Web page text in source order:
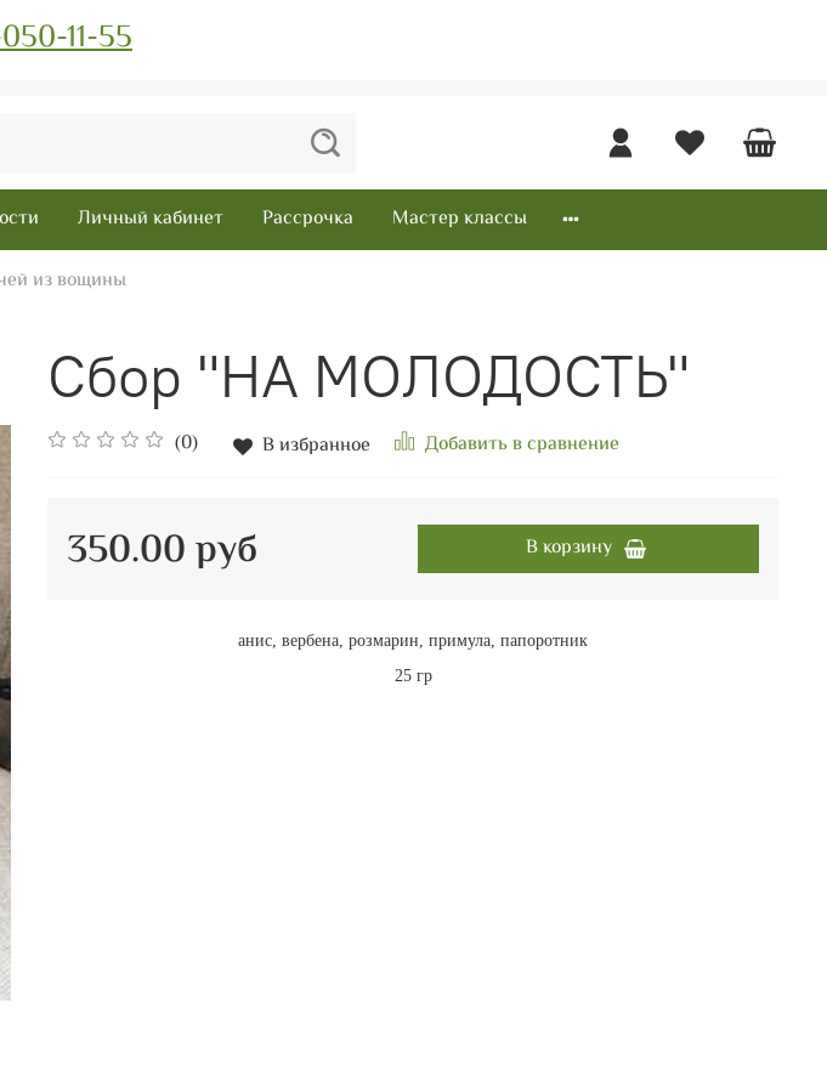
11-55
Личный кабинет Рассрочка Мастер классы
из вощины
Сбор "НА МОЛОДОСТЬ"
(0) В избранное Добавить в сравнение
350.00 руб В корзину
анис, вербена, розмарин, примула, папоротник
25 гр